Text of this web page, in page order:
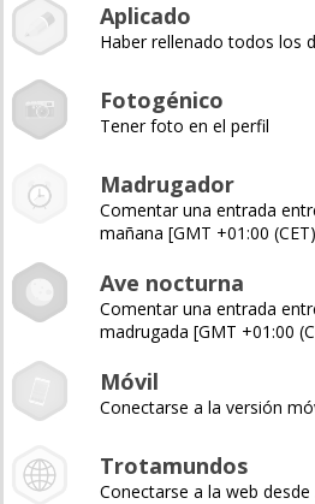
Aplicado
Haber rellenado todos los
Fotogénico
Tener foto en el perfil
Madrugador
Comentar una entrada
mañana [GMT +01:00
Ave nocturna
Comentar una entrada
madrugada [GMT +01:00
Móvil
Conectarse a la versión
Trotamundos
Conectarse a la web